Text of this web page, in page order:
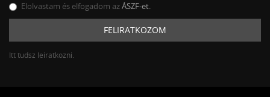
Elolvastam és elfogadom azÁSZF-et.
FELIRATKOZOM
Itt tudsz leiratkozni.